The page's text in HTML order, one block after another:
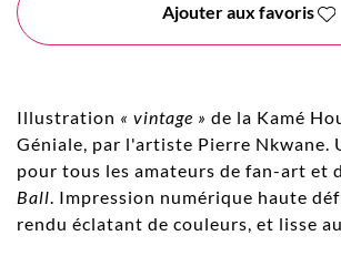
Ajouter aux favoris
Illustration « vintage » de la Kamé
Géniale, par l'artiste Pierre Nkwane.
pour tous les amateurs de fan-art et
Ball. Impression numérique haute
rendu éclatant de couleurs, et lisse